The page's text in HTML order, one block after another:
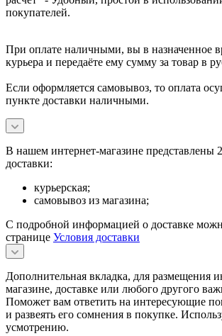
покупателей.
При оплате наличными, вы в назначенное
курьера и передаёте ему сумму за товар в
Если оформляется самовывоз, то оплата
пункте доставки наличными.
В нашем интернет-магазине представлены
доставки:
курьерская;
самовывоз из магазина;
С подробной информацией о доставке
странице Условия доставки
Дополнительная вкладка, для размещения
магазине, доставке или любого другого
Поможет вам ответить на интересующие
и развеять его сомнения в покупке.
усмотрению.